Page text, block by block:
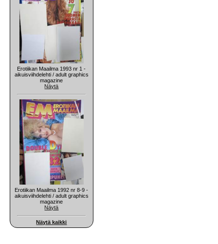
Erotiikan Maailma 1993 nr 1 -
aikuisviihdelehti / adult graphics
magazine
Näytä
Erotiikan Maailma 1992 nr 8-9 -
aikuisviihdelehti / adult graphics
magazine
Näytä
Näytä kaikki